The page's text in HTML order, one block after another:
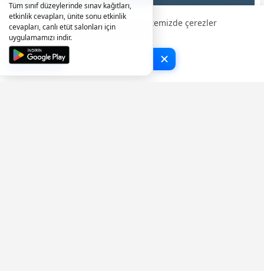
Deneyiminizi geliştirmek için web sitemizde çerezler
kullanılmaktadır.
Şimdi Kontrol Et
Tamam
Tüm sınıf düzeylerinde sınav kağıtları,
etkinlik cevapları, ünite sonu etkinlik
cevapları, canlı etüt salonları için
uygulamamızı indir.